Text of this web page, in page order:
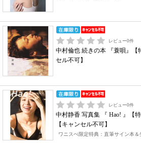
レビュー0件
中村倫也 続きの本 『蓑唄』【
セル不可】
レビュー0件
中村静香 写真集 『 Hao! 』【
【キャンセル不可】
ワニスぺ限定特典：直筆サイン本